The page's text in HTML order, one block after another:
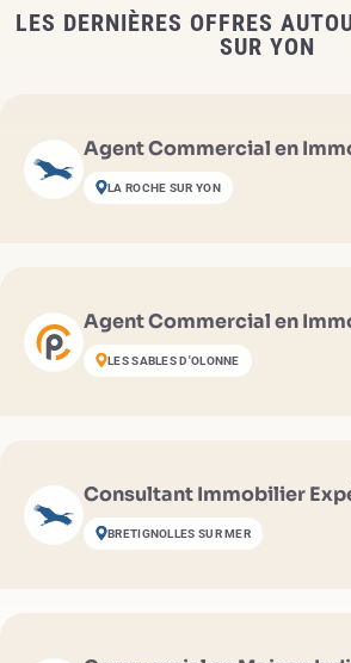
LES DERNIÈRES OFFRES
SUR YON
Agent Commercial en
LA ROCHE SUR YON
Agent Commercial en
LES SABLES D'OLONNE
Consultant Immobilier
BRETIGNOLLES SUR MER